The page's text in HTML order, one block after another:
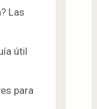
Las
útil
para